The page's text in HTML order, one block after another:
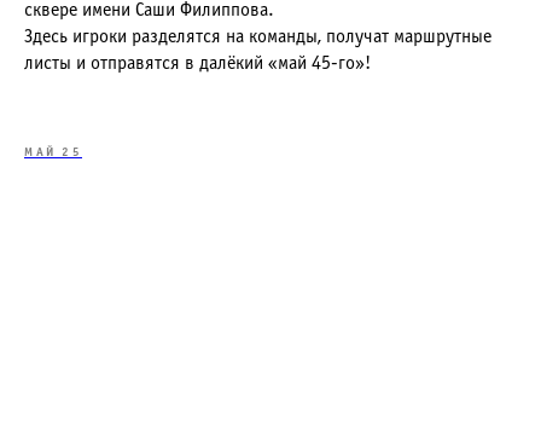
сквере имени Саши Филиппова.
Здесь игроки разделятся на команды, получат маршрутные
листы и отправятся в далёкий «май 45-го»!
МАЙ 25